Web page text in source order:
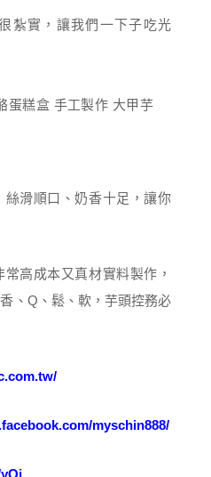
紮實，讓我們一下子吃光
滑順口、奶香十足，讓你
高成本又真材實料製作，
、Q、鬆、軟，芋頭控務必
myschin888/